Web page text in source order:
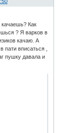
Как
? Я варков в
качаю. А
пати вписаться ,
пушку давала и